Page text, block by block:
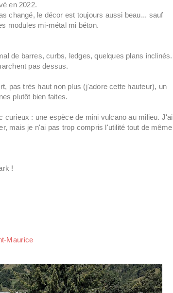
en 2022.
changé, le décor est toujours aussi beau... sauf
modules mi-métal mi béton.
de barres, curbs, ledges, quelques plans inclinés.
pas dessus.
pas très haut non plus (j'adore cette hauteur), un
plutôt bien faites.
curieux : une espèce de mini vulcano au milieu. J'ai
mais je n'ai pas trop compris l'utilité tout de même
!
Maurice